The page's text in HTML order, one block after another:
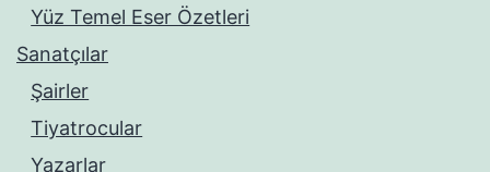
Yüz Temel Eser Özetleri
Sanatçılar
Şairler
Tiyatrocular
Yazarlar